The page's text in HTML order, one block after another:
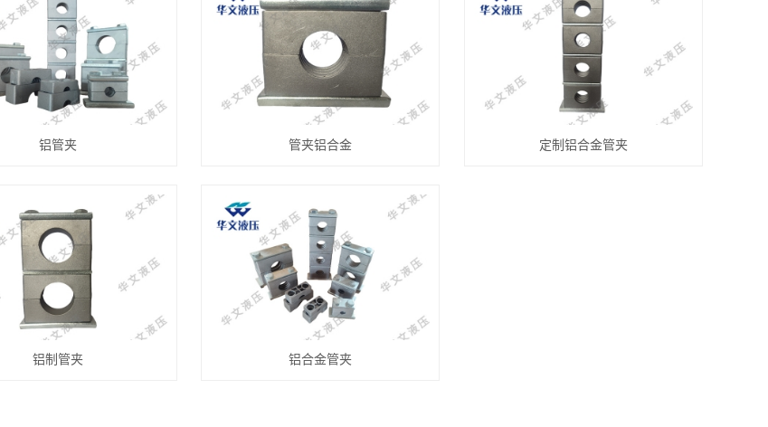
铝管夹 管夹铝合金 定制铝合金管夹
铝制管夹 铝合金管夹